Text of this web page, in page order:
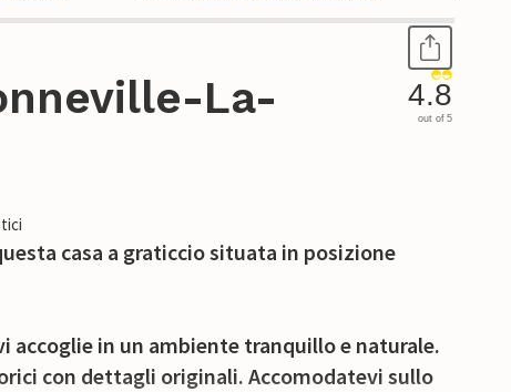
La-
4.8
out of 5
casa a graticcio situata in posizione
accoglie in un ambiente tranquillo e naturale.
con dettagli originali. Accomodatevi sullo